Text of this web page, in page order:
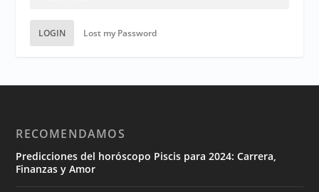
LOGIN Lost my Password
RECOMENDAMOS
Predicciones del horóscopo Piscis para 2024: Carrera,
Finanzas y Amor